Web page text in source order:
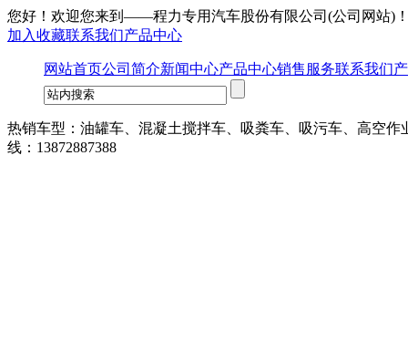
您好！欢迎您来到——程力专用汽车股份有限公司 (公司网站)
加入收藏联系我们产品中心
网站首页公司简介新闻中心产品中心销售服务联系我们
热销车型：油罐车、混凝土搅拌车、吸粪车、吸污车、高空
线：13872887388